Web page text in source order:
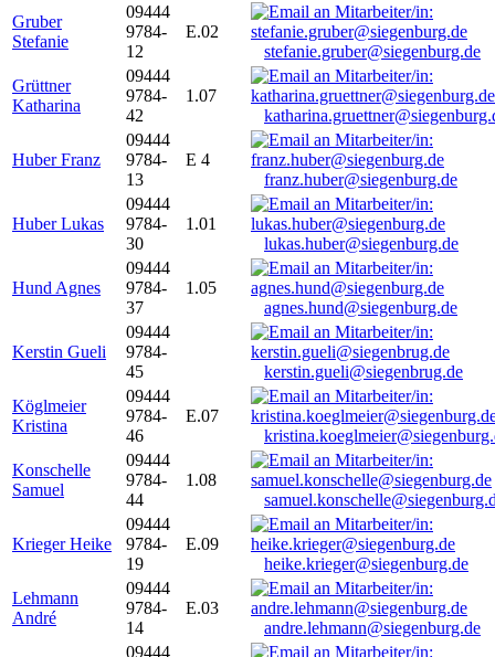
Gruber
Stefanie
09444
9784-
12
E.02
stefanie.gruber@siegenburg.de
Grüttner
Katharina
09444
9784-
42
1.07
Huber Franz
09444
9784-
13
E 4
franz.huber@siegenburg.de
Huber Lukas
09444
9784-
30
1.01
lukas.huber@siegenburg.de
Hund Agnes
09444
9784-
37
1.05
agnes.hund@siegenburg.de
Kerstin Gueli
09444
9784-
45
kerstin.gueli@siegenbrug.de
Köglmeier
Kristina
09444
9784-
46
E.07
Konschelle
Samuel
09444
9784-
44
1.08
Krieger Heike
09444
9784-
19
E.09
heike.krieger@siegenburg.de
Lehmann
André
09444
9784-
14
E.03
andre.lehmann@siegenburg.de
09444